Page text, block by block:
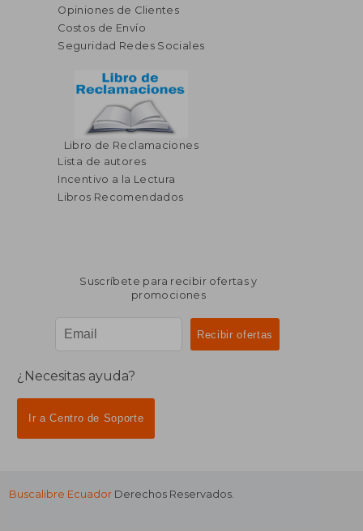
Opiniones de Clientes
Costos de Envío
Seguridad Redes Sociales
Libro de Reclamaciones
Lista de autores
Incentivo a la Lectura
Libros Recomendados
Suscríbete para recibir ofertas y
promociones
¿Necesitas ayuda?
Ir a Centro de Soporte
Buscalibre Ecuador Derechos Reservados.